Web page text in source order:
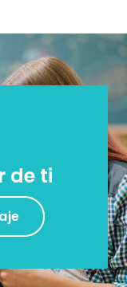
de ti